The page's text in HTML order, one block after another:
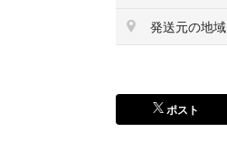
発送元の地域
ポスト